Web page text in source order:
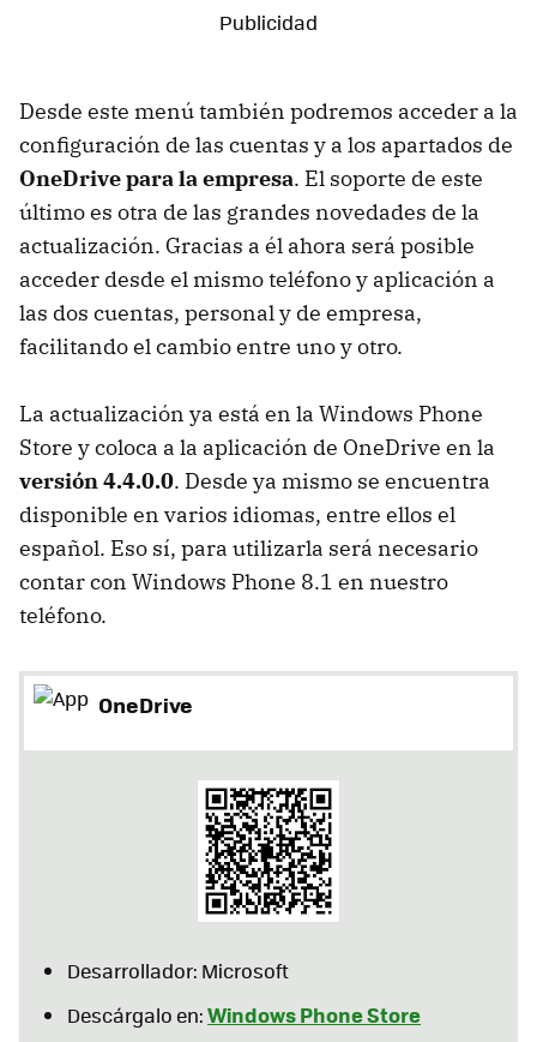
Desde este menú también podremos acceder a la
configuración de las cuentas y a los apartados de
OneDrive para la empresa. El soporte de este
último es otra de las grandes novedades de la
actualización. Gracias a él ahora será posible
acceder desde el mismo teléfono y aplicación a
las dos cuentas, personal y de empresa,
facilitando el cambio entre uno y otro.
La actualización ya está en la Windows Phone
Store y coloca a la aplicación de OneDrive en la
versión 4.4.0.0. Desde ya mismo se encuentra
disponible en varios idiomas, entre ellos el
español. Eso sí, para utilizarla será necesario
contar con Windows Phone 8.1 en nuestro
teléfono.
OneDrive
Desarrollador: Microsoft
Descárgalo en:Windows Phone Store